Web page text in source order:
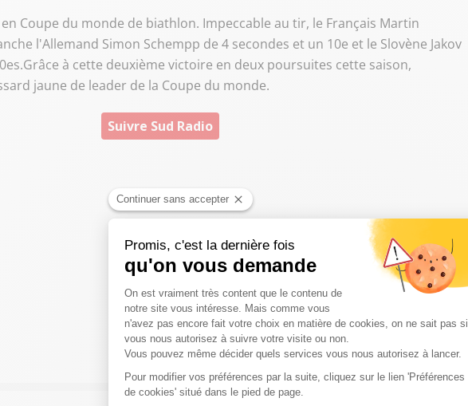
Coupe du monde de biathlon. Impeccable au tir, le Français Martin
l'Allemand Simon Schempp de 4 secondes et un 10e et le Slovène Jakov
à cette deuxième victoire en deux poursuites cette saison,
jaune de leader de la Coupe du monde.
Suivre Sud Radio